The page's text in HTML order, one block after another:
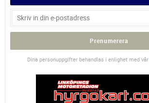
Prenumerera
Dina personuppgifter behandlas i enlighet med vår